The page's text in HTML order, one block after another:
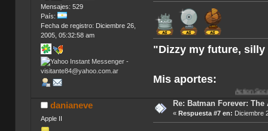
Mensajes: 529
País:
Fecha de registro: Diciembre 26,
2005, 05:32:58 am
"Dizzy my future, silly
Mis aportes:
Action Soccer [Imagen
danianeve
Apple II
Re: Batman Forever: The
« Respuesta #7 en: Diciembre